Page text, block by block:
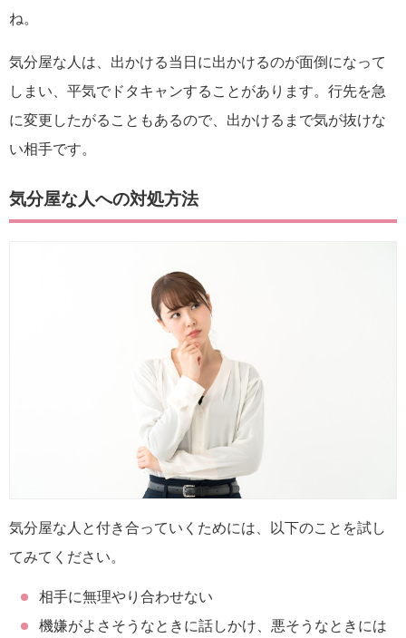
ね。
気分屋な人は、出かける当日に出かけるのが面倒になって
しまい、平気でドタキャンすることがあります。行先を急
に変更したがることもあるので、出かけるまで気が抜けな
い相手です。
気分屋な人への対処方法
気分屋な人と付き合っていくためには、以下のことを試し
てみてください。
相手に無理やり合わせない
機嫌がよさそうなときに話しかけ、悪そうなときには